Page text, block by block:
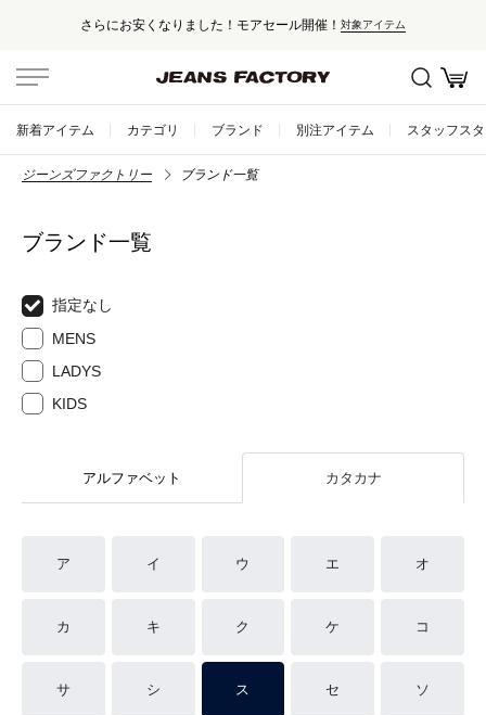
さらにお安くなりました！モアセール開催！ 対象アイテム
新着アイテム カテゴリ ブランド 別注アイテム スタッフス
ジーンズファクトリー ブランド一覧
ブランド一覧
指定なし
MENS
LADYS
KIDS
アルファベット カタカナ
ア イ ウ エ オ
カ キ ク ケ コ
サ シ ス セ ソ